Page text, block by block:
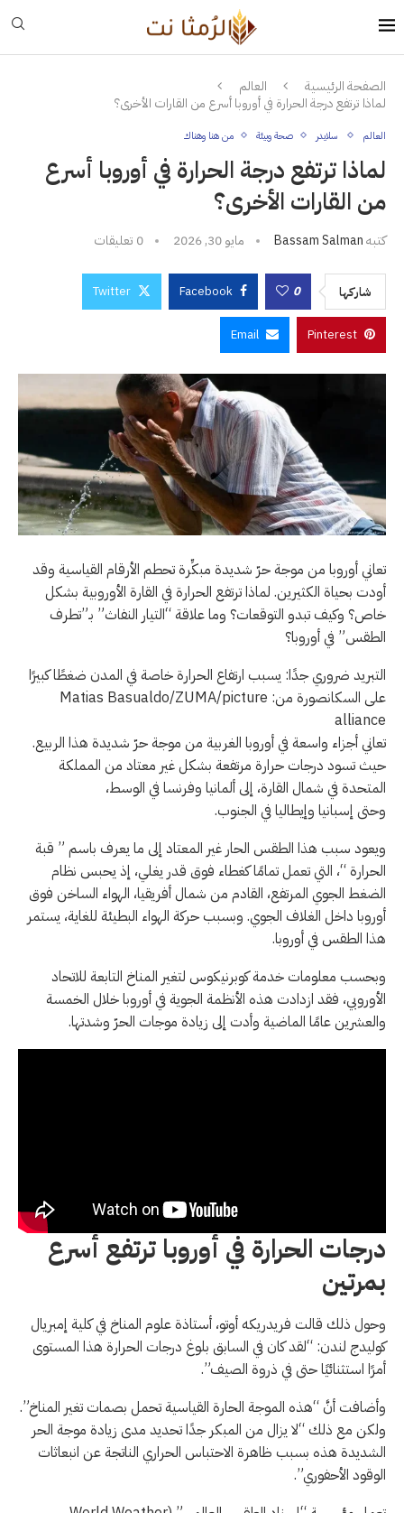
الصفحة الرئيسية
العالم
لماذا ترتفع درجة الحرارة في أوروبا أسرع من القارات الأخرى؟
العالم سلايدر صحة وبيئة من هنا وهناك
لماذا ترتفع درجة الحرارة في أوروبا أسرع
من القارات الأخرى؟
كتبهBassam Salman مايو 30, 2026 0 تعليقات
شاركها 0
Facebook
Twitter
Pinterest
Email
تعاني أوروبا من موجة حرّ شديدة مبكِّرة تحطم الأرقام القياسية وقد
أودت بحياة الكثيرين. لماذا ترتفع الحرارة في القارة الأوروبية بشكل
خاص؟ وكيف تبدو التوقعات؟ وما علاقة “التيار النفاث” بـ”تطرف
الطقس” في أوروبا؟
التبريد ضروري جدًا: يسبب ارتفاع الحرارة خاصة في المدن ضغطًا كبيرًا
على السكانصورة من: Matias Basualdo/ZUMA/picture
alliance
تعاني أجزاء واسعة في أوروبا الغربية من موجة حرّ شديدة هذا الربيع.
حيث تسود درجات حرارة مرتفعة بشكل غير معتاد من المملكة
المتحدة في شمال القارة، إلى ألمانيا وفرنسا في الوسط،
وحتى إسبانيا وإيطاليا في الجنوب.
ويعود سبب هذا الطقس الحار غير المعتاد إلى ما يعرف باسم ” قبة
الحرارة “، التي تعمل تمامًا كغطاء فوق قدر يغلي، إذ يحبس نظام
الضغط الجوي المرتفع، القادم من شمال أفريقيا، الهواء الساخن فوق
أوروبا داخل الغلاف الجوي. وبسبب حركة الهواء البطيئة للغاية، يستمر
هذا الطقس في أوروبا.
وبحسب معلومات خدمة كوبرنيكوس لتغير المناخ التابعة للاتحاد
الأوروبي، فقد ازدادت هذه الأنظمة الجوية في أوروبا خلال الخمسة
والعشرين عامًا الماضية وأدت إلى زيادة موجات الحرّ وشدتها.
درجات الحرارة في أوروبا ترتفع أسرع
بمرتين
وحول ذلك قالت فريدريكه أوتو، أستاذة علوم المناخ في كلية إمبريال
كوليدج لندن: “لقد كان في السابق بلوغ درجات الحرارة هذا المستوى
أمرًا استثنائيًا حتى في ذروة الصيف”.
وأضافت أنَّ “هذه الموجة الحارة القياسية تحمل بصمات تغير المناخ”.
ولكن مع ذلك “لا يزال من المبكر جدًا تحديد مدى زيادة موجة الحر
الشديدة هذه بسبب ظاهرة الاحتباس الحراري الناتجة عن انبعاثات
الوقود الأحفوري”.